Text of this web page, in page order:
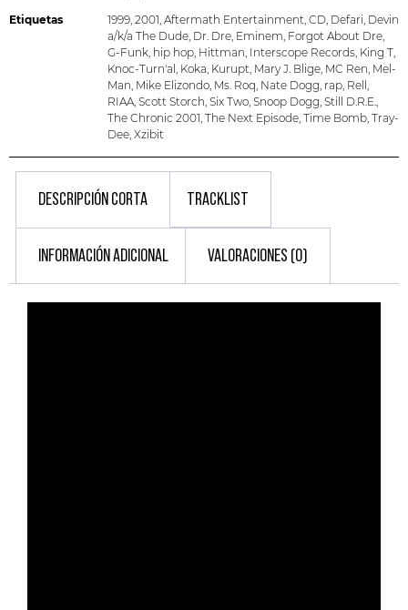
Etiquetas 1999, 2001, Aftermath Entertainment, CD, Defari, Devin
a/k/a The Dude, Dr. Dre, Eminem, Forgot About Dre,
G-Funk, hip hop, Hittman, Interscope Records, King T,
Knoc-Turn'al , Koka, Kurupt, Mary J. Blige, MC Ren, Mel-
Man, Mike Elizondo, Ms. Roq, Nate Dogg, rap, Rell ,
RIAA, Scott Storch, Six Two, Snoop Dogg, Still D.R.E.,
The Chronic 2001, The Next Episode, Time Bomb, Tray-
Dee, Xzibit
DESCRIPCIÓN CORTA TRACKLIST
INFORMACIÓN ADICIONAL VALORACIONES (0)